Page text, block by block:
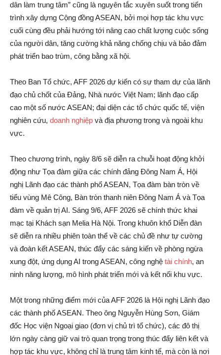
dân làm trung tâm” cũng là nguyên tắc xuyên suốt trong tiến
trình xây dựng Cộng đồng ASEAN, bởi mọi hợp tác khu vực
cuối cùng đều phải hướng tới nâng cao chất lượng cuộc sống
của người dân, tăng cường khả năng chống chịu và bảo đảm
phát triển bao trùm, công bằng xã hội.
Theo Ban Tổ chức, AFF 2026 dự kiến có sự tham dự của lãnh
đạo chủ chốt của Đảng, Nhà nước Việt Nam; lãnh đạo cấp
cao một số nước ASEAN; đại diện các tổ chức quốc tế, viện
nghiên cứu, doanh nghiệp và địa phương trong và ngoài khu
vực.
Theo chương trình, ngày 8/6 sẽ diễn ra chuỗi hoạt động khởi
động như Tọa đàm giữa các chính đảng Đông Nam Á, Hội
nghị Lãnh đạo các thành phố ASEAN, Tọa đàm bàn tròn về
tiểu vùng Mê Công, Bàn tròn thanh niên Đông Nam Á và Tọa
đàm về quản trị AI. Sáng 9/6, AFF 2026 sẽ chính thức khai
mạc tại Khách sạn Melia Hà Nội. Trong khuôn khổ Diễn đàn
sẽ diễn ra nhiều phiên toàn thể về các chủ đề như tự cường
và đoàn kết ASEAN, thúc đẩy các sáng kiến về phòng ngừa
xung đột, ứng dụng AI trong ASEAN, công nghệ tài chính, an
ninh năng lượng, mô hình phát triển mới và kết nối khu vực.
Một trong những điểm mới của AFF 2026 là Hội nghị Lãnh đạo
các thành phố ASEAN. Theo ông Nguyễn Hùng Sơn, Giám
đốc Học viện Ngoại giao (đơn vị chủ trì tổ chức), các đô thị
lớn ngày càng giữ vai trò quan trọng trong thúc đẩy liên kết và
hợp tác khu vực, không chỉ là trung tâm kinh tế, mà còn là nơi